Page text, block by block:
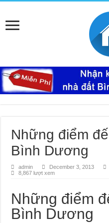
Những điểm
Bình Dương
admin December 3, 2013
8,867 lượt xem
Những điểm
Bình Dương